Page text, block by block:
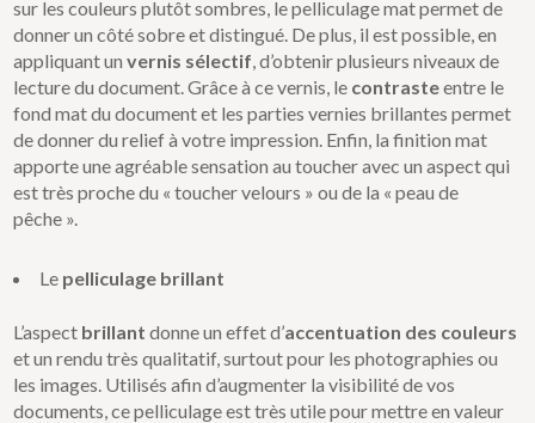
sur les couleurs plutôt sombres, le pelliculage mat permet de
donner un côté sobre et distingué. De plus, il est possible, en
appliquant unvernis sélectif, d’obtenir plusieurs niveaux de
lecture du document. Grâce à ce vernis, le contrasteentre le
fond mat du document et les parties vernies brillantes permet
de donner du relief à votre impression. Enfin, la finition mat
apporte une agréable sensation au toucher avec un aspect qui
est très proche du « toucher velours » ou de la « peau de
pêche ».
Le pelliculage brillant
L’aspect brillant donne un effet d’accentuation des couleurs
et un rendu très qualitatif, surtout pour les photographies ou
les images. Utilisés afin d’augmenter la visibilité de vos
documents, ce pelliculage est très utile pour mettre en valeur